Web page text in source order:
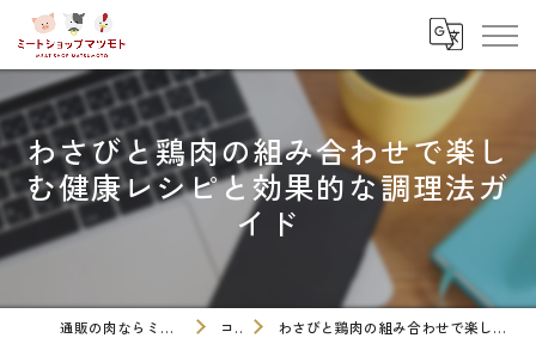
わさびと鶏肉の組み合わせで楽し
む健康レシピと効果的な調理法ガ
イド
通販の肉ならミートショップマツモト コラム わさびと鶏肉の組み合わせで楽しむ健康レシピと効果的な調理法ガイド